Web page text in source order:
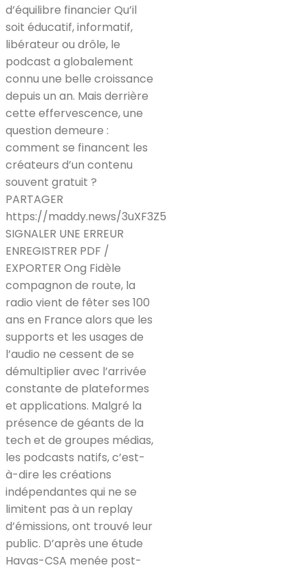
d’équilibre financier Qu’il
soit éducatif, informatif,
libérateur ou drôle, le
podcast a globalement
connu une belle croissance
depuis un an. Mais derrière
cette effervescence, une
question demeure :
comment se financent les
créateurs d’un contenu
souvent gratuit ?
PARTAGER
https://maddy.news/3uXF3Z5
SIGNALER UNE ERREUR
ENREGISTRER PDF /
EXPORTER Ong Fidèle
compagnon de route, la
radio vient de fêter ses 100
ans en France alors que les
supports et les usages de
l’audio ne cessent de se
démultiplier avec l’arrivée
constante de plateformes
et applications. Malgré la
présence de géants de la
tech et de groupes médias,
les podcasts natifs, c’est-
à-dire les créations
indépendantes qui ne se
limitent pas à un replay
d’émissions, ont trouvé leur
public. D’après une étude
Havas-CSA menée post-